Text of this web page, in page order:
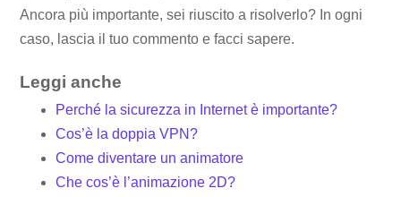
Ancora più importante, sei riuscito a risolverlo? In ogni
caso, lascia il tuo commento e facci sapere.
Leggi anche
Perché la sicurezza in Internet è importante?
Cos’è la doppia VPN?
Come diventare un animatore
Che cos’è l’animazione 2D?